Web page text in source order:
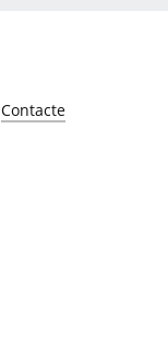
Contacte